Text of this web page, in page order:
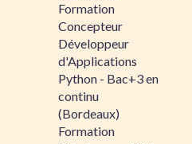
Formation
Concepteur
Développeur
d'Applications
Python - Bac+3 en
continu
(Bordeaux)
Formation